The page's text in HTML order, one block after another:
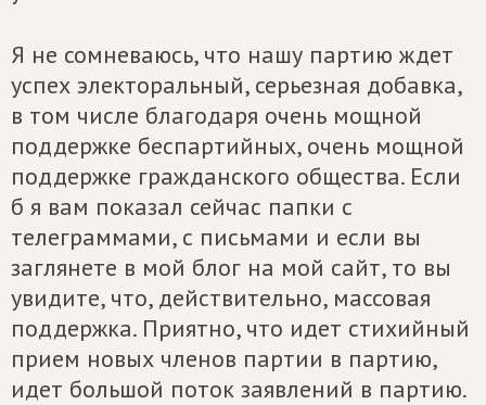
Я не сомневаюсь, что нашу партию ждет
успех электоральный, серьезная добавка,
в том числе благодаря очень мощной
поддержке беспартийных, очень мощной
поддержке гражданского общества. Если
б я вам показал сейчас папки с
телеграммами, с письмами и если вы
заглянете в мой блог на мой сайт, то вы
увидите, что, действительно, массовая
поддержка. Приятно, что идет стихийный
прием новых членов партии в партию,
идет большой поток заявлений в партию.